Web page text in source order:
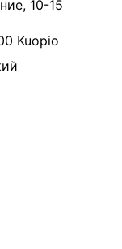
10-15
Kuopio